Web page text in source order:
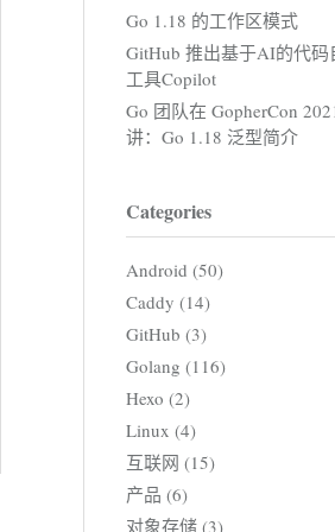
Go 1.18 的工作区模式
GitHub 推出基于AI的代码
工具Copilot
Go 团队在 GopherCon
讲：Go 1.18 泛型简介
Categories
Android (50)
Caddy (14)
GitHub (3)
Golang (116)
Hexo (2)
Linux (4)
互联网 (15)
产品 (6)
对象存储 (3)